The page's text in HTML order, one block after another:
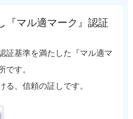
『マル適マーク』認証
証基準を満たした『マル適マ
です。
る、信頼の証しです。